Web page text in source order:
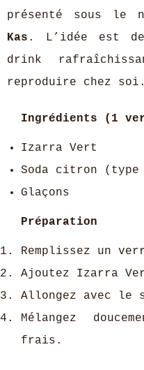
présenté sous le
Kas . L’idée est
drink
reproduire chez soi.
Ingrédients (1
Izarra Vert
Soda citron (type
Glaçons
Préparation
Remplissez un
Ajoutez Izarra
Allongez avec le
Mélangez
frais.